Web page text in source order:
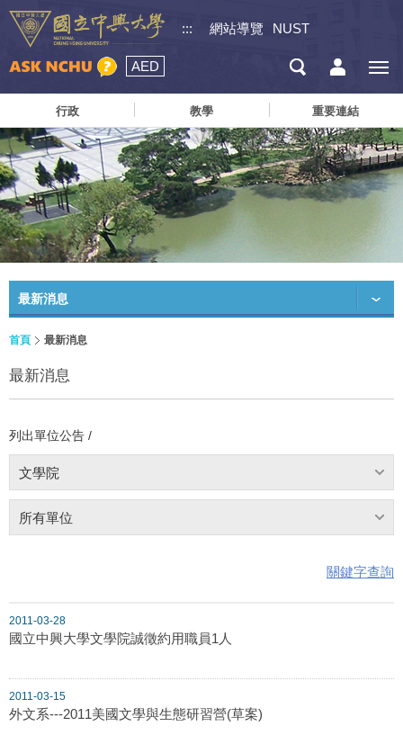
::: 網站導覽 NUST
AED
行政 教學 重要連結
最新消息
首頁 最新消息
最新消息
列出單位公告 /
文學院
所有單位
關鍵字查詢
2011-03-28
國立中興大學文學院誠徵約用職員1人
2011-03-15
外文系---2011美國文學與生態研習營(草案)